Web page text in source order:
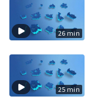
26 min
25 min